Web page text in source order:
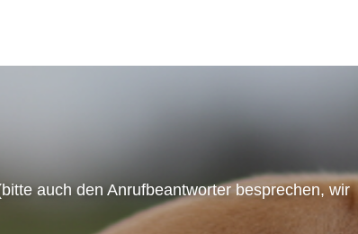
auch den Anrufbeantworter besprechen, wir